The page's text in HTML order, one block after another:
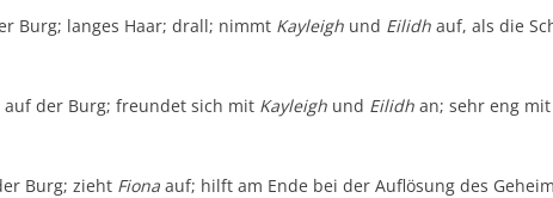
Burg; langes Haar; drall; nimmt Kayleighund Eilidhauf, als die
auf der Burg; freundet sich mit Kayleighund Eilidhan; sehr eng mit
Burg; zieht Fionaauf; hilft am Ende bei der Auflösung des